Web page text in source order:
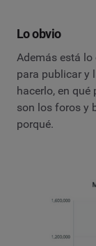
Lo obvio
Además está lo
para publicar y
hacerlo, en
son los foros y
porqué.